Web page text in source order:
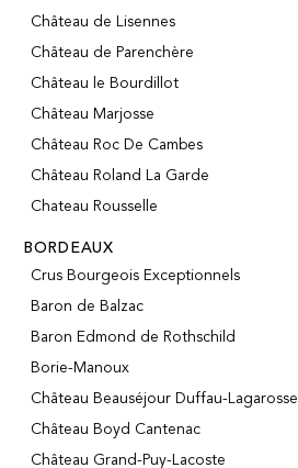
Produzenten
Weine
Porto
Promotionen
Neue Produkte
Château de Lisennes
Château de Parenchère
Château le Bourdillot
Château Marjosse
Château Roc De Cambes
Château Roland La Garde
Chateau Rousselle
BORDEAUX
Crus Bourgeois Exceptionnels
Baron de Balzac
Baron Edmond de Rothschild
Borie-Manoux
Château Beauséjour Duffau-Lagarosse
Château Boyd Cantenac
Château Grand-Puy-Lacoste